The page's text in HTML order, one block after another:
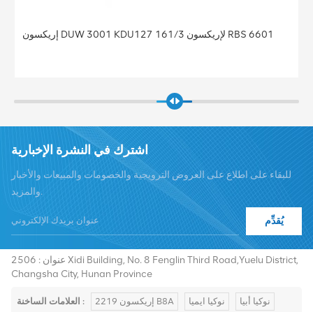
إريكسون DUW 3001 KDU127 161/3 لإريكسون RBS 6601
اشترك في النشرة الإخبارية
للبقاء على اطلاع على العروض الترويجية والخصومات والمبيعات والأخبار
والمزيد.
يُقدِّم
+8619376997331
عنوان : 2506 Xidi Building, No. 8 Fenglin Third Road,Yuelu District,
Changsha City, Hunan Province
العلامات الساخنة : إريكسون 2219 B8A نوكيا ايميا نوكيا أبيا